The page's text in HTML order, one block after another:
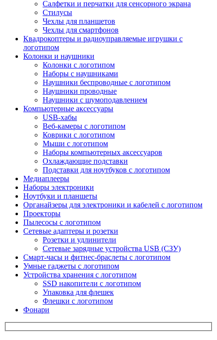
Салфетки и перчатки для сенсорного экрана
Стилусы
Чехлы для планшетов
Чехлы для смартфонов
Квадрокоптеры и радиоуправляемые игрушки с
логотипом
Колонки и наушники
Колонки с логотипом
Наборы с наушниками
Наушники беспроводные с логотипом
Наушники проводные
Наушники с шумоподавлением
Компьютерные аксессуары
USB-хабы
Веб-камеры с логотипом
Коврики с логотипом
Мыши с логотипом
Наборы компьютерных аксессуаров
Охлаждающие подставки
Подставки для ноутбуков с логотипом
Медиаплееры
Наборы электроники
Ноутбуки и планшеты
Органайзеры для электроники и кабелей с логотипом
Проекторы
Пылесосы с логотипом
Сетевые адаптеры и розетки
Розетки и удлинители
Сетевые зарядные устройства USB (СЗУ)
Смарт-часы и фитнес-браслеты с логотипом
Умные гаджеты с логотипом
Устройства хранения с логотипом
SSD накопители с логотипом
Упаковка для флешек
Флешки с логотипом
Фонари